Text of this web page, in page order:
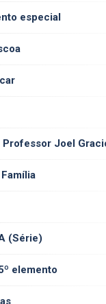
especial
Professor Joel
(Série)
elemento